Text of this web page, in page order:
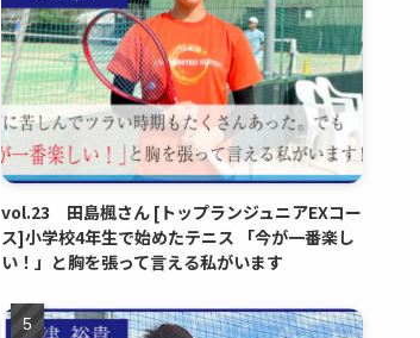
vol.23 田島楓さん [トップランジュニアEXコー
ス]小学校4年生で始めたテニス 「今が一番楽し
い！」と胸を張って言える私がいます